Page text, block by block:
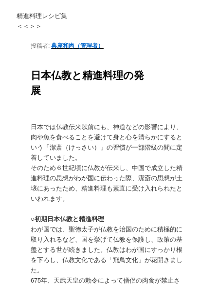
精進料理レシピ集
＜＜ ＞＞
投
投稿者:典座和尚（管理者）
日本仏教と精進料理の発
展
日本では仏教伝来以前にも、神道などの影響により、
肉や魚を食べることを避けて身と心を清らかにすると
いう「潔斎（けっさい）」の習慣が一部階級の間に定
着していました。
そのため６世紀頃に仏教が伝来し、中国で成立した精
進料理の思想がわが国に伝わった際、潔斎の思想が土
壌にあったため、精進料理も素直に受け入れられたと
いわれます。
○初期日本仏教と精進料理
わが国では、聖徳太子が仏教を治国のために積極的に
取り入れるなど、国を挙げて仏教を保護し、政策の基
盤とする世が続きました。仏教はわが国にすっかり根
を下ろし、仏教文化である「飛鳥文化」が花開きまし
た。
675年、天武天皇の勅令によって僧侶の肉食が禁止さ